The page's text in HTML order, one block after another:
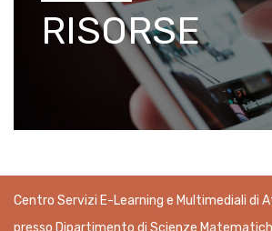
RISORSE
Centro Servizi E-Learning e Multimediali di
presso Dipartimento di Scienze